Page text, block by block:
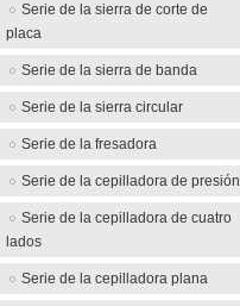
Serie de la sierra de corte de
placa
Serie de la sierra de banda
Serie de la sierra circular
Serie de la fresadora
Serie de la cepilladora de presión
Serie de la cepilladora de cuatro
lados
Serie de la cepilladora plana